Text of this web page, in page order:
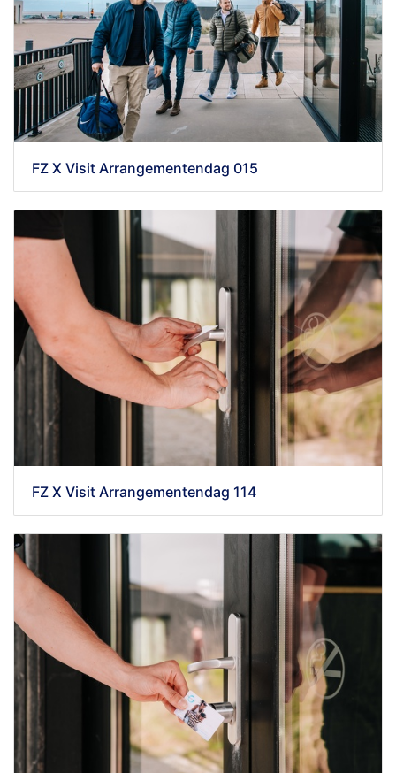
FZ X Visit Arrangementendag 015
FZ X Visit Arrangementendag 114